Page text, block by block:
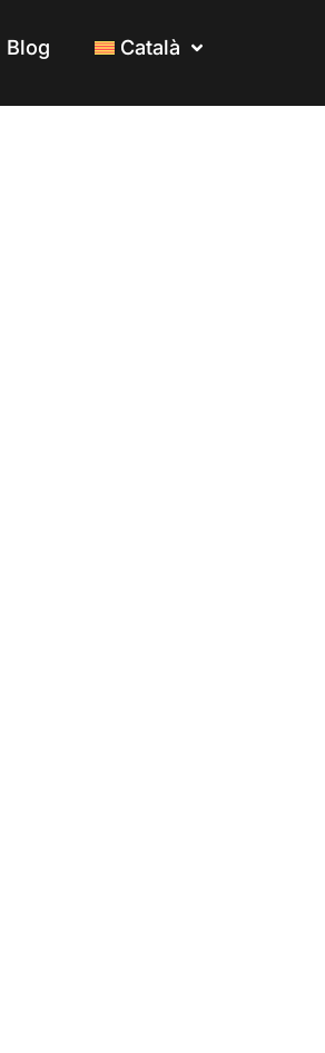
Blog Català
Blog Català